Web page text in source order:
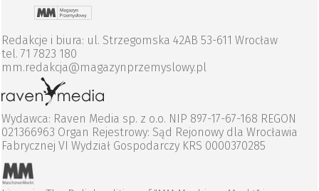
Redakcje i biura: ul. Strzegomska 42AB 53-611 Wrocław
tel. 71 7823 180
mm.redakcja@magazynprzemyslowy.pl
Wydawca: Raven Media sp. z o.o. NIP 897-17-67-168 REGON
021366963 Organ Rejestrowy: Sąd Rejonowy dla Wrocławia
Fabrycznej VI Wydział Gospodarczy KRS 0000370285